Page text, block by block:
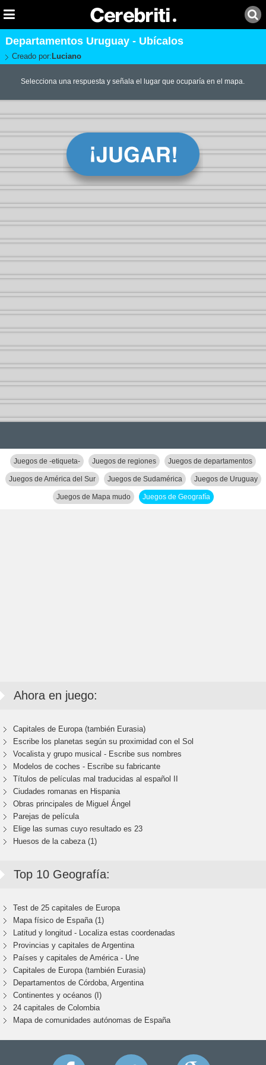
Departamentos Uruguay - Ubícalos
Creado por: Luciano
Selecciona una respuesta y señala el lugar que ocuparía en el mapa.
Juegos de -etiqueta- Juegos de regiones Juegos de departamentos
Juegos de América del Sur Juegos de Sudamérica Juegos de Uruguay
Juegos de Mapa mudo Juegos de Geografía
Ahora en juego:
Capitales de Europa (también Eurasia)
Escribe los planetas según su proximidad con el Sol
Vocalista y grupo musical - Escribe sus nombres
Modelos de coches - Escribe su fabricante
Títulos de películas mal traducidas al español II
Ciudades romanas en Hispania
Obras principales de Miguel Ángel
Parejas de película
Elige las sumas cuyo resultado es 23
Huesos de la cabeza (1)
Top 10 Geografía:
Test de 25 capitales de Europa
Mapa físico de España (1)
Latitud y longitud - Localiza estas coordenadas
Provincias y capitales de Argentina
Países y capitales de América - Une
Capitales de Europa (también Eurasia)
Departamentos de Córdoba, Argentina
Continentes y océanos (I)
24 capitales de Colombia
Mapa de comunidades autónomas de España